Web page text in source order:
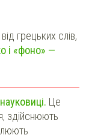
грецьких слів,
і «фоно» —
науковиці. Це
здійснюють